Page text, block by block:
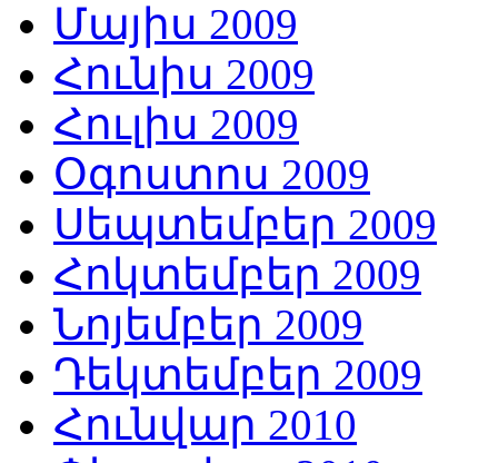
Մայիս 2009
Հունիս 2009
Հուլիս 2009
Օգոստոս 2009
Սեպտեմբեր 2009
Հոկտեմբեր 2009
Նոյեմբեր 2009
Դեկտեմբեր 2009
Հունվար 2010